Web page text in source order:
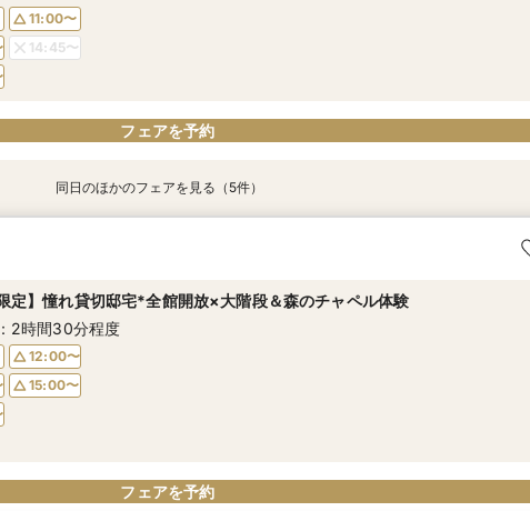
11:00〜
14:45〜
フェアを予約
のお2人限定】ニーズ岐阜 by T&G WEDDING(旧 アーフェリーク迎賓館 岐
2時間30分程度
14:30〜
18:30〜
9:30〜
14:15〜
14:00〜
18:30〜
9:30〜
14:45〜
15:00〜
19:00〜
同日のほかのフェアを見る（5件）
定】憧れ貸切邸宅*全館開放×大階段＆森のチャペル体験
2時間30分程度
12:00〜
15:00〜
フェアを予約